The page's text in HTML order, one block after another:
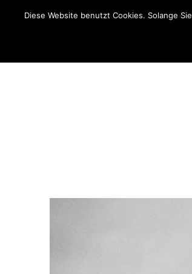
Diese Website benutzt Cookies. Solange